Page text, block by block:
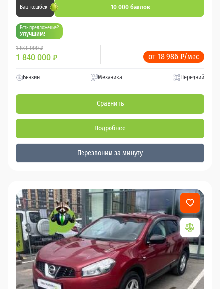
Ваш кешбек 10 000 баллов
Есть предложение?
Улучшим!
1 840 000 ₽
1 840 000 ₽ от 18 986 ₽/мес
Бензин Механика Передний
Сравнить
Подробнее
Перезвоним за минуту